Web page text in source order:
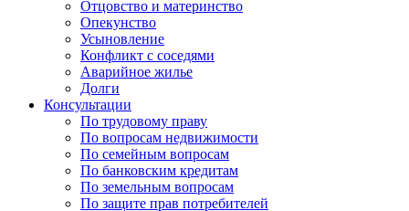
Отцовство и материнство
Опекунство
Усыновление
Конфликт с соседями
Аварийное жилье
Долги
Консультации
По трудовому праву
По вопросам недвижимости
По семейным вопросам
По банковским кредитам
По земельным вопросам
По защите прав потребителей